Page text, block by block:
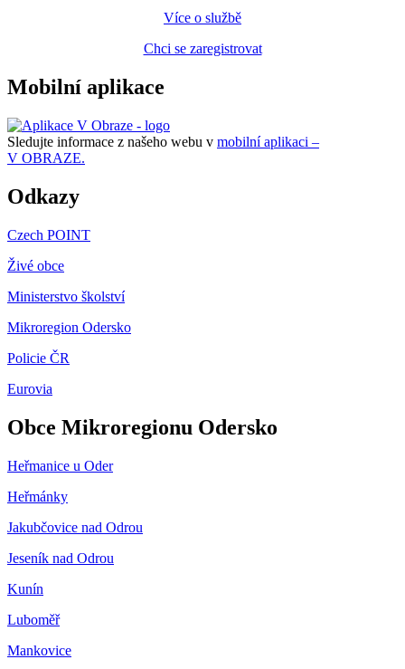
Více o službě
Chci se zaregistrovat
Mobilní aplikace
Sledujte informace z našeho webu v mobilní aplikaci –
V OBRAZE.
Odkazy
Czech POINT
Živé obce
Ministerstvo školství
Mikroregion Odersko
Policie ČR
Eurovia
Obce Mikroregionu Odersko
Heřmanice u Oder
Heřmánky
Jakubčovice nad Odrou
Jeseník nad Odrou
Kunín
Luboměř
Mankovice